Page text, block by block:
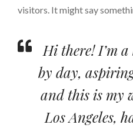
visitors. It might say
Hi there! I’m a
by day,
and this is my
Los Angeles,